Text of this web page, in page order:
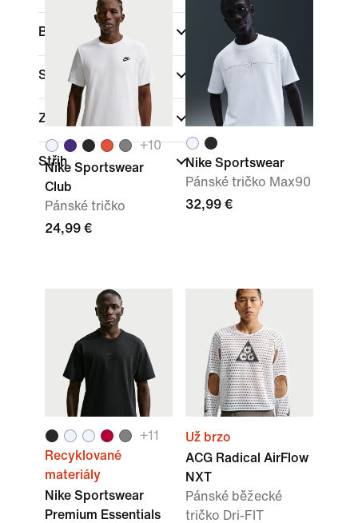
Barva
Sporty
Značka (1)
Střih
+10
Nike Sportswear
Club
Pánské tričko
24,99 €
Nike Sportswear
Pánské tričko Max90
32,99 €
+11
Recyklované
materiály
Nike Sportswear
Premium Essentials
Už brzo
ACG Radical AirFlow
NXT
Pánské běžecké
tričko Dri-FIT